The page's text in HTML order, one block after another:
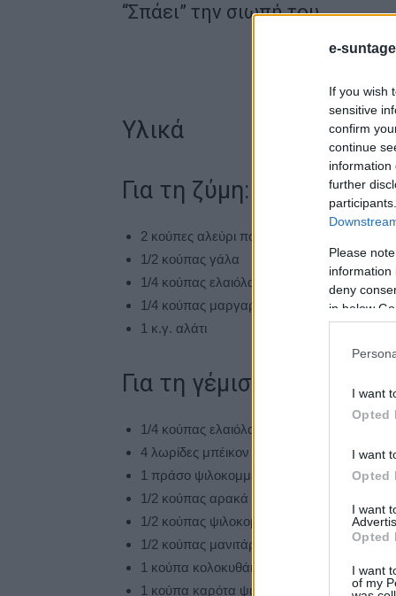
e-
If you wish
sensitive
confirm
continue
information
further
Please
information
deny
in below
I want
Opted
I want
Opted
I want
Opted
I want
of my
“Σπάει” την σιωπή του
Υλικά
Για τη ζύμη:
2 κούπες αλεύρι που φουσκώνει μόνο του
1/2 κούπας γάλα
1/4 κούπας ελαιόλαδο
1/4 κούπας μαργαρίνη
1 κ.γ. αλάτι
Για τη γέμιση:
1/4 κούπας ελαιόλαδο
4 λωρίδες μπέικον ψιλοκομμένο
1 πράσο ψιλοκομμένο
1/2 κούπας αρακά
1/2 κούπας ψιλοκομμένη κόκκινη ή/και
1/2 κούπας μανιτάρια σε φετάκια
1 κούπα κολοκυθάκια σε φετάκια
1 κούπα καρότα ψιλοκομμένα